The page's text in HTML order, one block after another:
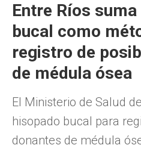
Entre Ríos
bucal como
registro de
de médula ósea
El Ministerio de Salud
hisopado bucal para
donantes de médula